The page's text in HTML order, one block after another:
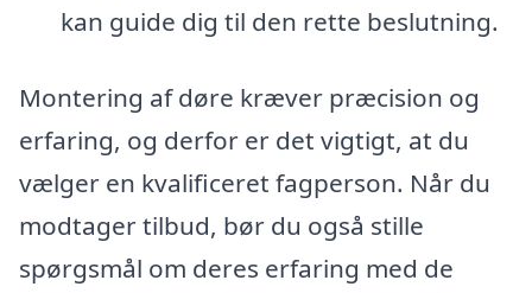
kan guide dig til den rette beslutning.
Montering af døre kræver præcision og
erfaring, og derfor er det vigtigt, at du
vælger en kvalificeret fagperson. Når du
modtager tilbud, bør du også stille
spørgsmål om deres erfaring med de